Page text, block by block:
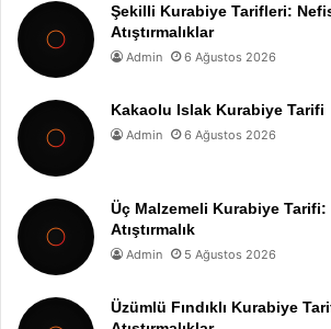
Şekilli Kurabiye Tarifleri:
Atıştırmalıklar
Admin 6 Ağustos 2026
Kakaolu Islak Kurabiye Tarifi
Admin 6 Ağustos 2026
Üç Malzemeli Kurabiye
Atıştırmalık
Admin 5 Ağustos 2026
Üzümlü Fındıklı Kurabiye